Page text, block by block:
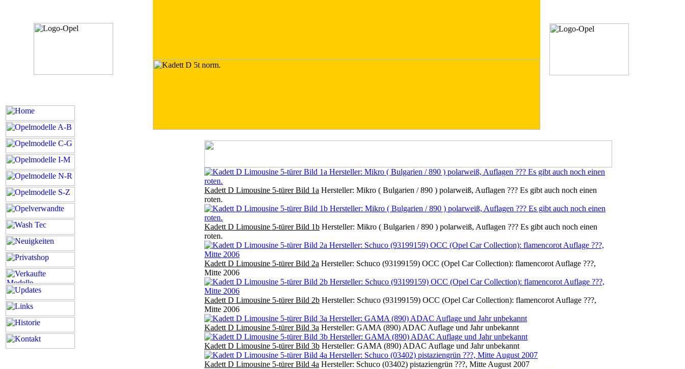
Kadett D Limousine 5-türer Bild 1a Hersteller: Mikro ( Bulgarien / 890 ) polarweiß, Auflagen ??? Es gibt auch noch einen
roten.
Kadett D Limousine 5-türer Bild 1b Hersteller: Mikro ( Bulgarien / 890 ) polarweiß, Auflagen ??? Es gibt auch noch einen
roten.
Kadett D Limousine 5-türer Bild 2a Hersteller: Schuco (93199159) OCC (Opel Car Collection): flamencorot Auflage ???,
Mitte 2006
Kadett D Limousine 5-türer Bild 2b Hersteller: Schuco (93199159) OCC (Opel Car Collection): flamencorot Auflage ???,
Mitte 2006
Kadett D Limousine 5-türer Bild 3a Hersteller: GAMA (890) ADAC Auflage und Jahr unbekannt
Kadett D Limousine 5-türer Bild 3b Hersteller: GAMA (890) ADAC Auflage und Jahr unbekannt
Kadett D Limousine 5-türer Bild 4a Hersteller: Schuco (03402) pistaziengrün ???, Mitte August 2007